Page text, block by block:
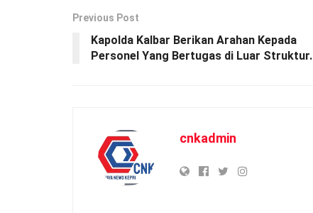
Previous Post
Kapolda Kalbar Berikan Arahan Kepada
Personel Yang Bertugas di Luar Struktur.
cnkadmin